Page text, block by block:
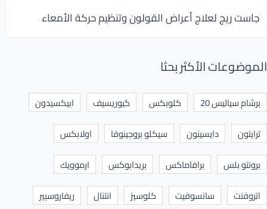
جاست ريج لعلاج أعراض القولون وتنظيم حركة الأمعاء
الموضوعات الأكثر بحثا
برشام سياليس 20 كلوبكس كيوريسيف
ابيكسيدون
ترايتون
دايسينون سيكلو بروجينوفا
اولابكس
برونتو بلس
برافاماكس بريدابوكس
ارموويك
اتروفنت
سانسوفيت كلوسيز انتنال
ريفاروسبير